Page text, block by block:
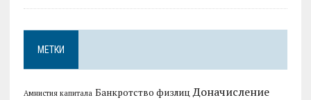
МЕТКИ
Амнистия капитала Банкротство физлиц Доначисление